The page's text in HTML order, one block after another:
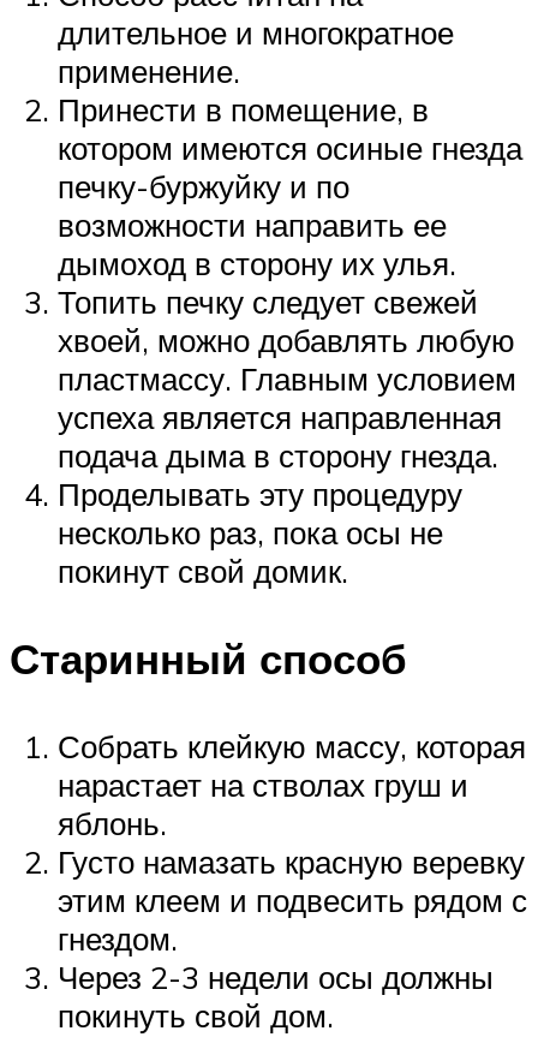
длительное и многократное
применение.
Принести в помещение, в
котором имеются осиные гнезда
печку-буржуйку и по
возможности направить ее
дымоход в сторону их улья.
Топить печку следует свежей
хвоей, можно добавлять любую
пластмассу. Главным условием
успеха является направленная
подача дыма в сторону гнезда.
Проделывать эту процедуру
несколько раз, пока осы не
покинут свой домик.
Старинный способ
Собрать клейкую массу, которая
нарастает на стволах груш и
яблонь.
Густо намазать красную веревку
этим клеем и подвесить рядом с
гнездом.
Через 2-3 недели осы должны
покинуть свой дом.